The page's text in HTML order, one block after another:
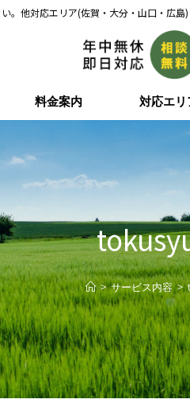
。他対応エリア(佐賀・大分・山口・広島)
料金案内 対応エリ
> サービス内容 >